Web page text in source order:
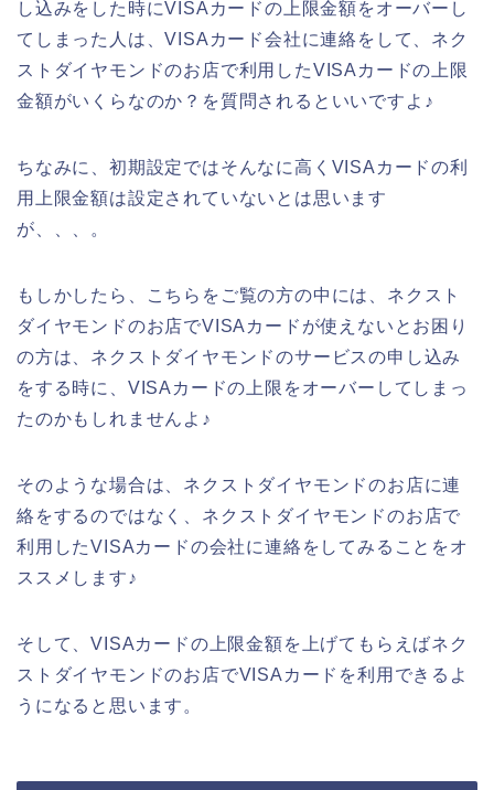
し込みをした時にVISAカードの上限金額をオーバーし
てしまった人は、VISAカード会社に連絡をして、ネク
ストダイヤモンドのお店で利用したVISAカードの上限
金額がいくらなのか？を質問されるといいですよ♪
ちなみに、初期設定ではそんなに高くVISAカードの利
用上限金額は設定されていないとは思います
が、、、。
もしかしたら、こちらをご覧の方の中には、ネクスト
ダイヤモンドのお店でVISAカードが使えないとお困り
の方は、ネクストダイヤモンドのサービスの申し込み
をする時に、VISAカードの上限をオーバーしてしまっ
たのかもしれませんよ♪
そのような場合は、ネクストダイヤモンドのお店に連
絡をするのではなく、ネクストダイヤモンドのお店で
利用したVISAカードの会社に連絡をしてみることをオ
ススメします♪
そして、VISAカードの上限金額を上げてもらえばネク
ストダイヤモンドのお店でVISAカードを利用できるよ
うになると思います。